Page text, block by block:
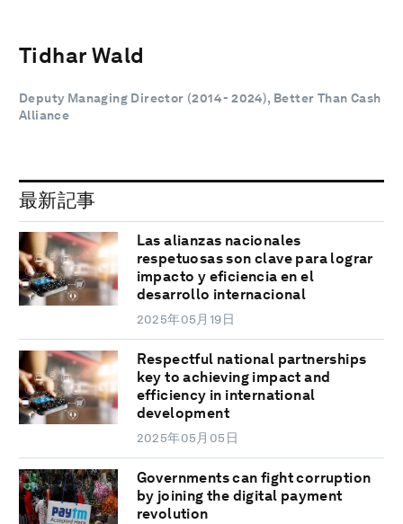
Tidhar Wald
Deputy Managing Director (2014 - 2024), Better Than Cash
Alliance
最新記事
Las alianzas nacionales
respetuosas son clave para lograr
impacto y eficiencia en el
desarrollo internacional
2025年05月19日
Respectful national partnerships
key to achieving impact and
efficiency in international
development
2025年05月05日
Governments can fight corruption
by joining the digital payment
revolution